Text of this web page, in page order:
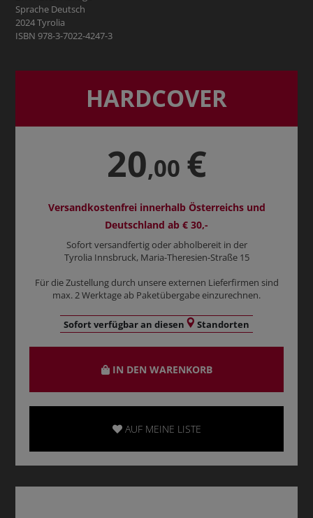
Sprache Deutsch
2024 Tyrolia
ISBN 978-3-7022-4247-3
HARDCOVER
20,00 €
Versandkostenfrei innerhalb Österreichs und
Deutschland ab € 30,-
Sofort versandfertig oder abholbereit in der
Tyrolia Innsbruck, Maria-Theresien-Straße 15
Für die Zustellung durch unsere externen Lieferfirmen sind
max. 2 Werktage ab Paketübergabe einzurechnen.
Sofort verfügbar an diesen Standorten
IN DEN WARENKORB
AUF MEINE LISTE